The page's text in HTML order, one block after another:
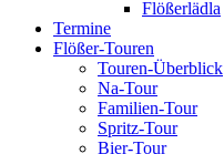
Flößerlädla
Termine
Flößer-Touren
Touren-Überblick
Na-Tour
Familien-Tour
Spritz-Tour
Bier-Tour